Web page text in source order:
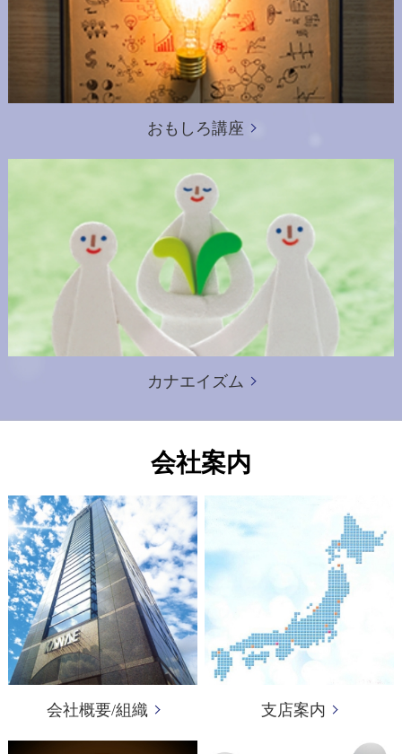
おもしろ講座
カナエイズム
会社案内
会社概要/組織 支店案内